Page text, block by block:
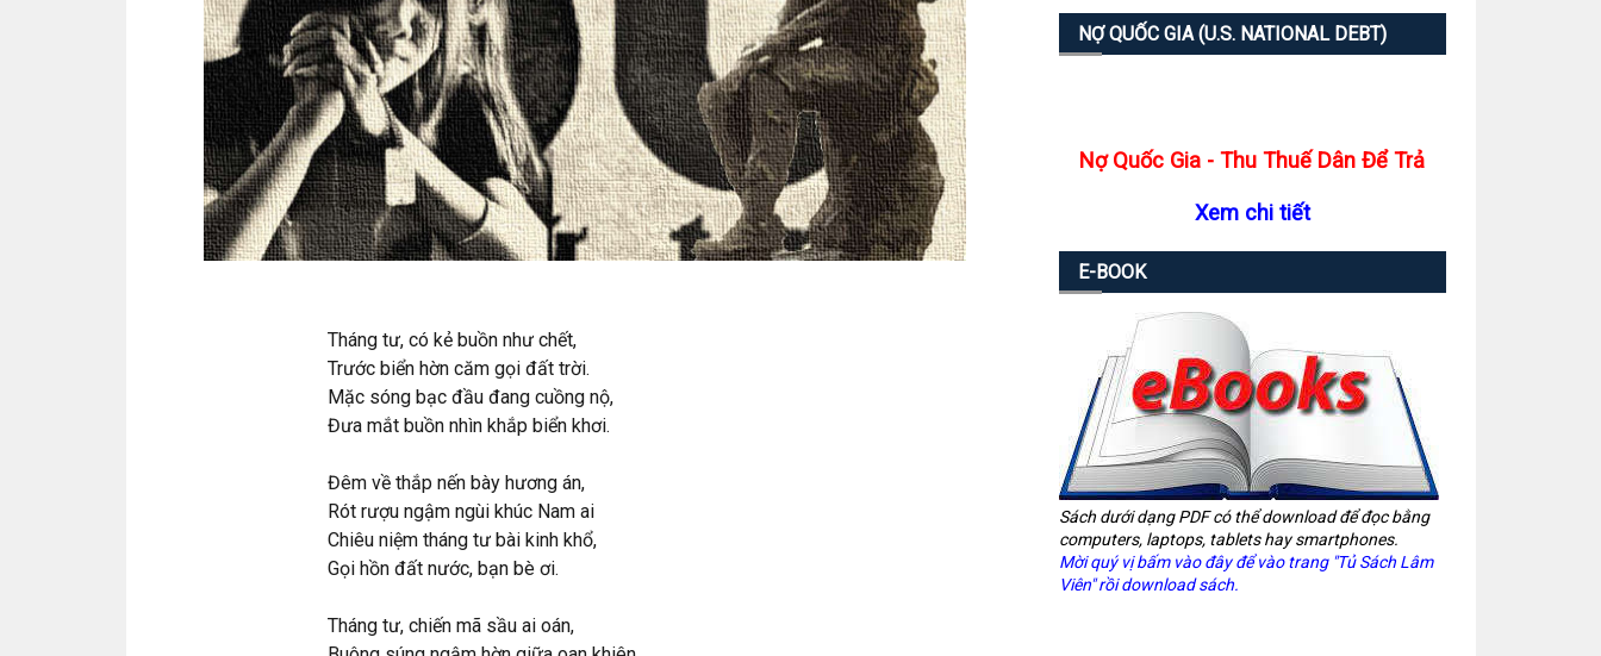
Tháng tư, có kẻ buồn như chết,
Trước biển hờn căm gọi đất trời.
Mặc sóng bạc đầu đang cuồng nộ,
Đưa mắt buồn nhìn khắp biển khơi.
Đêm về thắp nến bày hương án,
Rót rượu ngậm ngùi khúc Nam ai
Chiêu niệm tháng tư bài kinh khổ,
Gọi hồn đất nước, bạn bè ơi.
Tháng tư, chiến mã sầu ai oán,
NỢ QUỐC GIA (U.S. NATIONAL DEBT)
Nợ Quốc Gia - Thu Thuế Dân Để Trả
Xem chi tiết
E-BOOK
Sách dưới dạng PDF có thể download để đọc bằng
computers, laptops, tablets hay smartphones.
Mời quý vị bấm vào đây để vào trang "Tủ Sách Lâm
Viên" rồi download sách.